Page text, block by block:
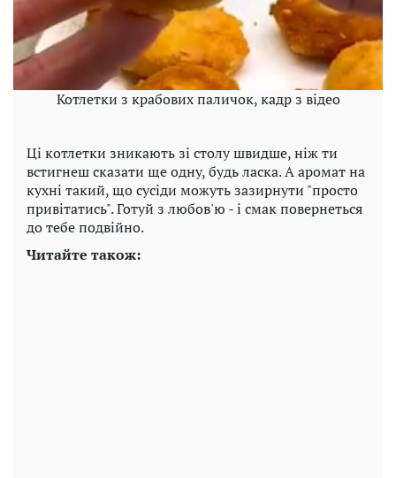
Котлетки з крабових паличок, кадр з відео
Ці котлетки зникають зі столу швидше, ніж ти
встигнеш сказати ще одну, будь ласка. А аромат на
кухні такий, що сусіди можуть зазирнути "просто
привітатись". Готуй з любов'ю - і смак повернеться
до тебе подвійно.
Читайте також: